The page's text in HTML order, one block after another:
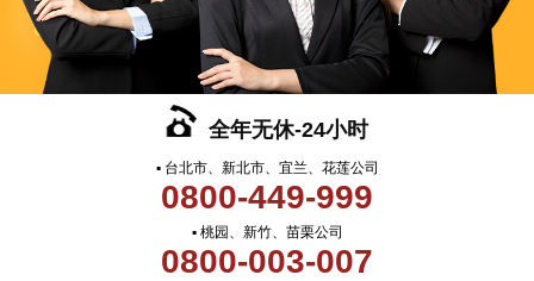
全年无休-24小时
▪ 台北市、新北市、宜兰、花莲公司
0800-449-999
▪ 桃园、新竹、苗栗公司
0800-003-007